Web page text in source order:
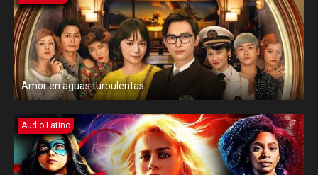
Amor en aguas turbulentas
Audio Latino